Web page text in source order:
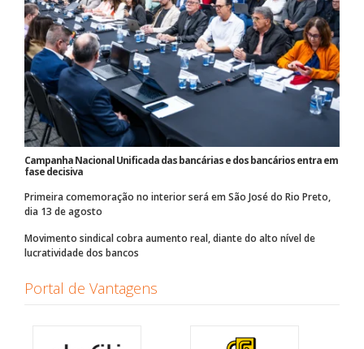
Campanha Nacional Unificada das bancárias e dos bancários entra em
fase decisiva
Primeira comemoração no interior será em São José do Rio Preto,
dia 13 de agosto
Movimento sindical cobra aumento real, diante do alto nível de
lucratividade dos bancos
Portal de Vantagens